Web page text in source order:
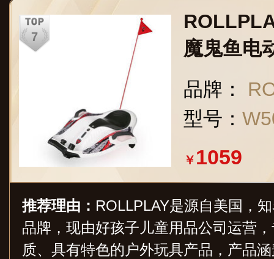
魔鬼鱼电
丁车可坐
魔鬼鱼
品牌：
型号：
￥ 1059
推荐理由： ROLLPLAY是源自美国，
品牌，现由好孩子儿童用品公司运营
质、具有特色的户外玩具产品，产品